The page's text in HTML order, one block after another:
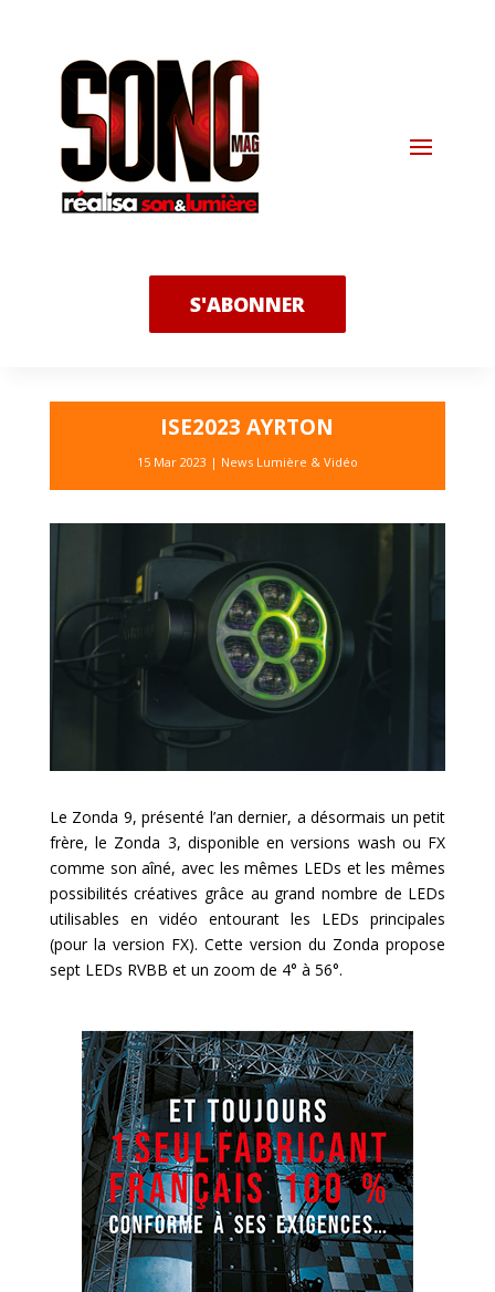
S'ABONNER
ISE2023 AYRTON
15 Mar 2023 | News Lumière & Vidéo
Le Zonda 9, présenté l’an dernier, a désormais un petit
frère, le Zonda 3, disponible en versions wash ou FX
comme son aîné, avec les mêmes LEDs et les mêmes
possibilités créatives grâce au grand nombre de LEDs
utilisables en vidéo entourant les LEDs principales
(pour la version FX). Cette version du Zonda propose
sept LEDs RVBB et un zoom de 4° à 56°.